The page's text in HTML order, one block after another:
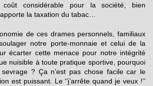
considérable pour la société, bien
la taxation du tabac…
de ces drames personnels, familiaux
notre porte-monnaie et celui de la
écarter cette menace pour notre intégrité
nuisible à toute pratique sportive, pourquoi
? Ça n’est pas chose facile car le
est puissant. Le ‘’j’arrête quand je veux !’’